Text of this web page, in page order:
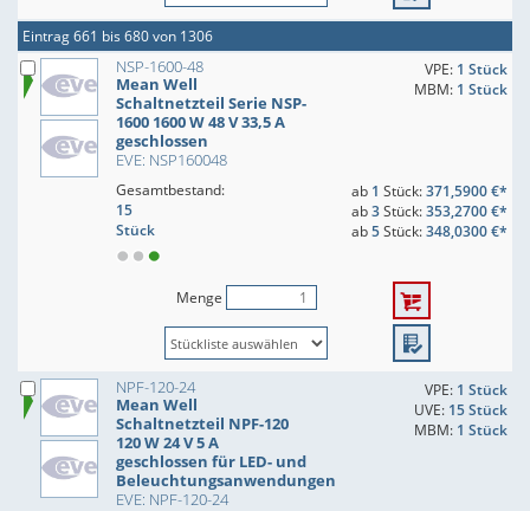
Eintrag 661 bis 680 von 1306
NSP-1600-48
Mean Well
Schaltnetzteil Serie NSP-
1600 1600 W 48 V 33,5 A
geschlossen
EVE: NSP160048
VPE: 1 Stück
MBM: 1 Stück
Gesamtbestand:
15
Stück
ab 1 Stück:371,5900 €*
ab3Stück:353,2700 €*
ab5Stück:348,0300 €*
Menge
NPF-120-24
Mean Well
Schaltnetzteil NPF-120
120 W 24 V 5 A
geschlossen für LED- und
Beleuchtungsanwendungen
EVE: NPF-120-24
VPE: 1 Stück
UVE: 15 Stück
MBM: 1 Stück